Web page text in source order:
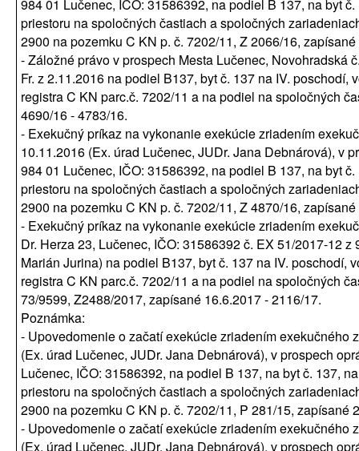
984 01 Lučenec, IČO: 31586392, na podiel B 137, na byt
priestoru na spoločných častiach a spoločných
2900 na pozemku C KN p. č. 7202/11, Z 2066/16,
- Záložné právo v prospech Mesta Lučenec, Novohradská
Fr. z 2.11.2016 na podiel B137, byt č. 137 na IV.
registra C KN parc.č. 7202/11 a na podiel na spoločných
4690/16 - 4783/16.
- Exekučný príkaz na vykonanie exekúcie zriadením
10.11.2016 (Ex. úrad Lučenec, JUDr. Jana Debnárová), v
984 01 Lučenec, IČO: 31586392, na podiel B 137, na byt
priestoru na spoločných častiach a spoločných
2900 na pozemku C KN p. č. 7202/11, Z 4870/16,
- Exekučný príkaz na vykonanie exekúcie zriadením
Dr. Herza 23, Lučenec, IČO: 31586392 č. EX 51/2017-12
Marián Jurina) na podiel B137, byt č. 137 na IV. poschodí,
registra C KN parc.č. 7202/11 a na podiel na spoločných
73/9599, Z2488/2017, zapísané 16.6.2017 - 2116/17.
Poznámka:
- Upovedomenie o začatí exekúcie zriadením exekučného
(Ex. úrad Lučenec, JUDr. Jana Debnárová), v prospech
Lučenec, IČO: 31586392, na podiel B 137, na byt č. 137,
priestoru na spoločných častiach a spoločných
2900 na pozemku C KN p. č. 7202/11, P 281/15, zapísané
- Upovedomenie o začatí exekúcie zriadením exekučného
(Ex. úrad Lučenec, JUDr. Jana Debnárová), v prospech